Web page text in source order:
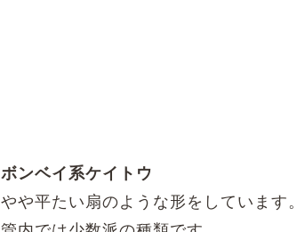
ボンベイ系ケイトウ
やや平たい扇のような形をしています。